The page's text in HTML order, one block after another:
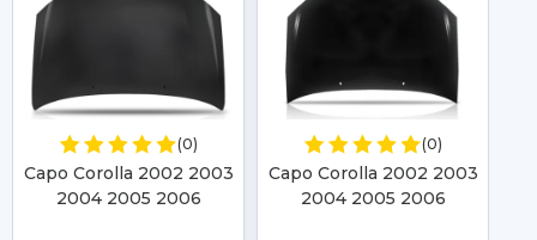
(0)
Capo Corolla 2002 2003
2004 2005 2006
(0)
Capo Corolla 2002 2003
2004 2005 2006